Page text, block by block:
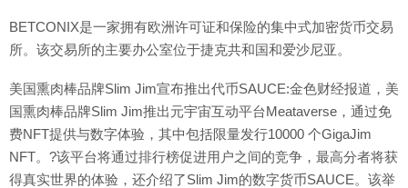
BETCONIX是一家拥有欧洲许可证和保险的集中式加密货币交易
所。该交易所的主要办公室位于捷克共和国和爱沙尼亚。
美国熏肉棒品牌Slim Jim宣布推出代币SAUCE:金色财经报道，美
国熏肉棒品牌Slim Jim推出元宇宙互动平台Meataverse，通过免
费NFT提供与数字体验，其中包括限量发行10000 个GigaJim
NFT。?该平台将通过排行榜促进用户之间的竞争，最高分者将获
得真实世界的体验，还介绍了Slim Jim的数字货币SAUCE。该举